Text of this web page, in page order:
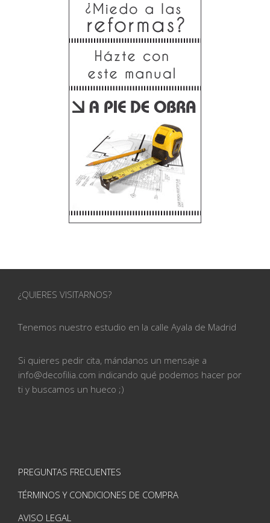
¿QUIERES VISITARNOS?
Tenemos nuestro estudio en la calle Ayala de Madrid
Si quieres pedir cita, mándanos un mensaje a
info@decofilia.com indicando qué podemos hacer por
ti y buscamos un hueco ;)
PREGUNTAS FRECUENTES
TÉRMINOS Y CONDICIONES DE COMPRA
AVISO LEGAL